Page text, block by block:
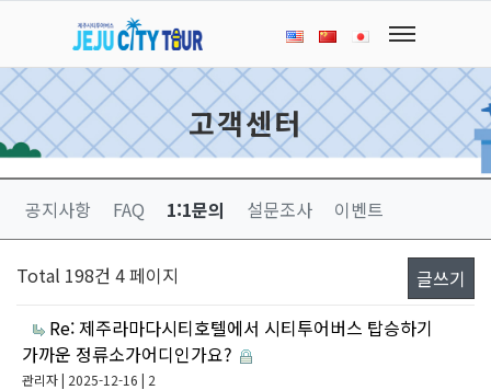
고객센터
공지사항 FAQ 1:1문의 설문조사 이벤트
Total 198건 4 페이지
글쓰기
Re: 제주라마다시티호텔에서 시티투어버스 탑승하기
가까운 정류소가어디인가요?
관리자| 2025-12-16 | 2